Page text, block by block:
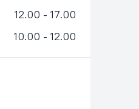
12.00 - 17.00
10.00 - 12.00